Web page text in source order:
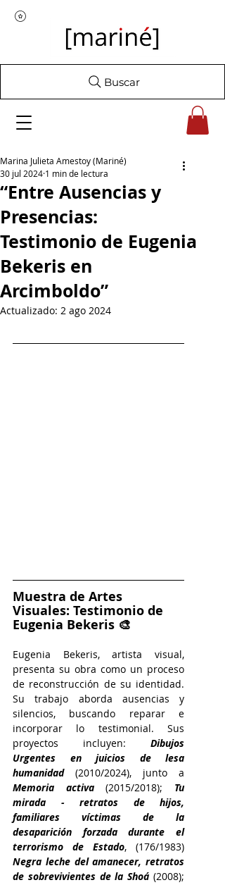
Buscar
“Entre Ausencias y
Presencias:
Testimonio de Eugenia
Bekeris en
Arcimboldo”
Marina Julieta Amestoy (Mariné)
30 jul 2024 1 min de lectura
Actualizado: 2 ago 2024
Muestra de Artes
Visuales: Testimonio de
Eugenia Bekeris 🎨
Eugenia Bekeris, artista visual,
presenta su obra como un proceso
de reconstrucción de su identidad.
Su trabajo aborda ausencias y
silencios, buscando reparar e
incorporar lo testimonial. Sus
proyectos incluyen: Dibujos
Urgentes en juicios de lesa
humanidad
Memoria activa (2015/2018); Tu
mirada - retratos de hijos,
familiares víctimas de la
desaparición forzada durante el
terrorismo de Estado
Negra leche del amanecer, retratos
de sobrevivientes de la Shoá